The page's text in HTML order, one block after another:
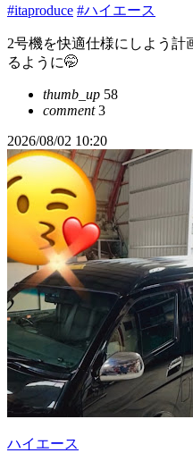
#itaproduce #ハイエース
2号機を快適仕様にしよう計
るように🤭
thumb_up 58
comment3
2026/08/02 10:20
ハイエース